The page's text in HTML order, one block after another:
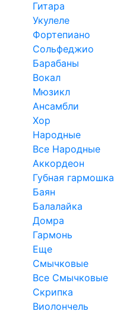
Гитара
Укулеле
Фортепиано
Сольфеджио
Барабаны
Вокал
Мюзикл
Ансамбли
Хор
Народные
Все Народные
Аккордеон
Губная гармошка
Баян
Балалайка
Домра
Гармонь
Еще
Смычковые
Все Смычковые
Скрипка
Виолончель